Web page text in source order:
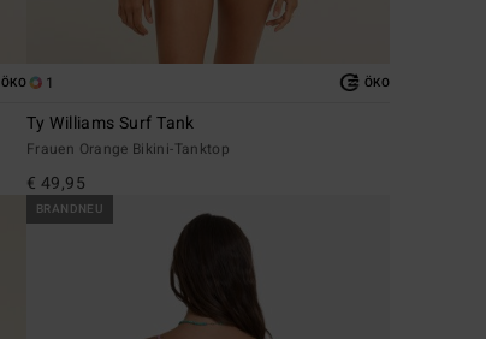
ÖKO 1 ÖKO
Ty Williams Surf Tank
Frauen Orange Bikini-Tanktop
€ 49,95
BRANDNEU